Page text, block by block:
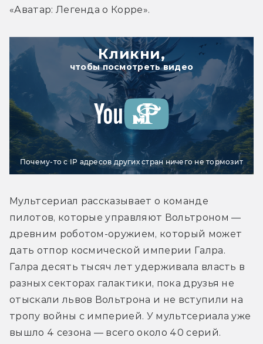
«Аватар: Легенда о Корре».
Кликни,
чтобы посмотреть видео
Почему-то с IP адресов других стран ничего не тормозит
Мультсериал рассказывает о команде
пилотов, которые управляют Вольтроном —
древним роботом-оружием, который может
дать отпор космической империи Галра.
Галра десять тысяч лет удерживала власть в
разных секторах галактики, пока друзья не
отыскали львов Вольтрона и не вступили на
тропу войны с империей. У мультсериала уже
вышло 4 сезона — всего около 40 серий.